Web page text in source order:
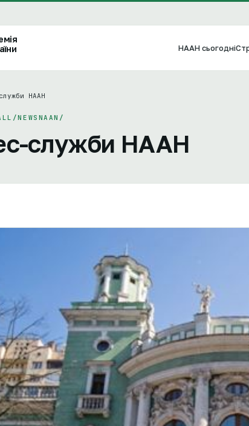
НААН сьогодні
НААН
NEWSNAAN/
служби НААН